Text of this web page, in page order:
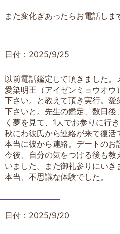
また変化ぎあったらお電話しま
日付：2025/9/25
以前電話鑑定して頂きました。
愛染明王（アイゼンミョウオウ
下さい。と教えて頂き実行。愛
下さいと。先生の鑑定、数日後
く夢を見て、1人でお参りに行き
秋にわ彼氏から連絡が来て復活
本当に彼から連絡。デートのお
今後、自分の気をつける後も教
いました。また御礼参りにいき
本当、不思議な体験でした。
日付：2025/9/20